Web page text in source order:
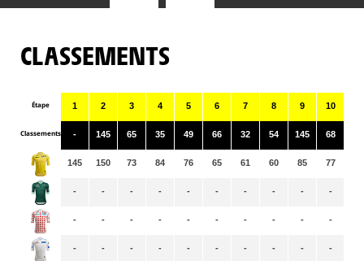
CLASSEMENTS
Étape
Classements
1
-
145
-
-
-
2
145
150
-
-
-
3
65
73
-
-
-
4
35
84
-
-
-
5
49
76
-
-
-
6
66
65
-
-
-
7
32
61
-
-
-
8
54
60
-
-
-
9
145
85
-
-
-
10
68
77
-
-
-